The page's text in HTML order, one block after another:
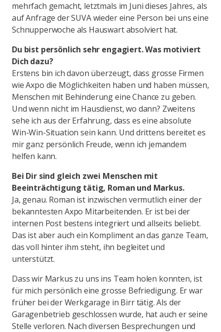
mehrfach gemacht, letztmals im Juni dieses Jahres, als
auf Anfrage der SUVA wieder eine Person bei uns eine
Schnupperwoche als Hauswart absolviert hat.
Du bist persönlich sehr engagiert. Was motiviert
Dich dazu?
Erstens bin ich davon überzeugt, dass grosse Firmen
wie Axpo die Möglichkeiten haben und haben müssen,
Menschen mit Behinderung eine Chance zu geben.
Und wenn nicht im Hausdienst, wo dann? Zweitens
sehe ich aus der Erfahrung, dass es eine absolute
Win-Win-Situation sein kann. Und drittens bereitet es
mir ganz persönlich Freude, wenn ich jemandem
helfen kann.
Bei Dir sind gleich zwei Menschen mit
Beeinträchtigung tätig, Roman und Markus.
Ja, genau. Roman ist inzwischen vermutlich einer der
bekanntesten Axpo Mitarbeitenden. Er ist bei der
internen Post bestens integriert und allseits beliebt.
Das ist aber auch ein Kompliment an das ganze Team,
das voll hinter ihm steht, ihn begleitet und
unterstützt.
Dass wir Markus zu uns ins Team holen konnten, ist
für mich persönlich eine grosse Befriedigung. Er war
früher bei der Werkgarage in Birr tätig. Als der
Garagenbetrieb geschlossen wurde, hat auch er seine
Stelle verloren. Nach diversen Besprechungen und